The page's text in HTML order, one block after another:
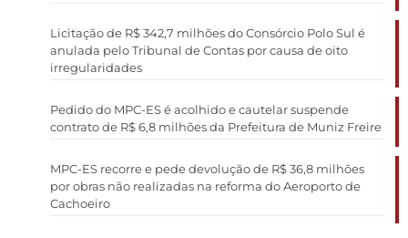
Licitação de R$ 342,7 milhões do Consórcio Polo Sul é
anulada pelo Tribunal de Contas por causa de oito
irregularidades
Pedido do MPC-ES é acolhido e cautelar suspende
contrato de R$ 6,8 milhões da Prefeitura de Muniz Freire
MPC-ES recorre e pede devolução de R$ 36,8 milhões
por obras não realizadas na reforma do Aeroporto de
Cachoeiro